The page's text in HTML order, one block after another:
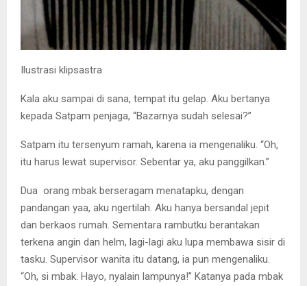
Ilustrasi klipsastra
Kala aku sampai di sana, tempat itu gelap. Aku bertanya
kepada Satpam penjaga, “Bazarnya sudah selesai?”
Satpam itu tersenyum ramah, karena ia mengenaliku. “Oh,
itu harus lewat supervisor. Sebentar ya, aku panggilkan.”
Dua orang mbak berseragam menatapku, dengan
pandangan yaa, aku ngertilah. Aku hanya bersandal jepit
dan berkaos rumah. Sementara rambutku berantakan
terkena angin dan helm, lagi-lagi aku lupa membawa sisir di
tasku. Supervisor wanita itu datang, ia pun mengenaliku.
“Oh, si mbak. Hayo, nyalain lampunya!” Katanya pada mbak